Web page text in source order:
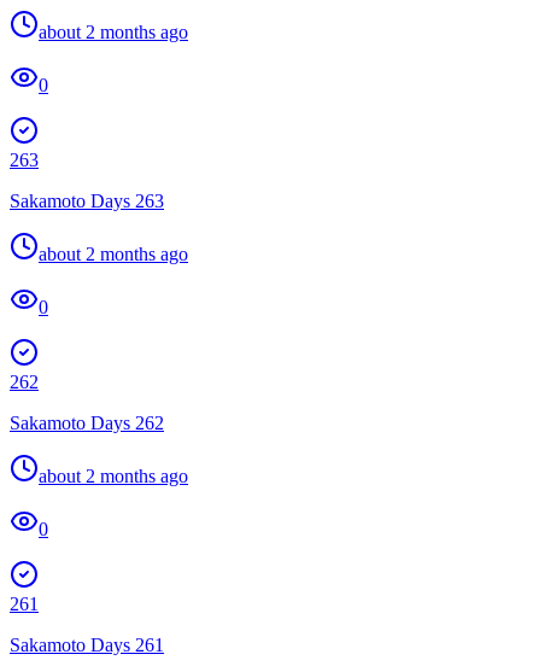
about 2 months ago
0
263
Sakamoto Days 263
about 2 months ago
0
262
Sakamoto Days 262
about 2 months ago
0
261
Sakamoto Days 261